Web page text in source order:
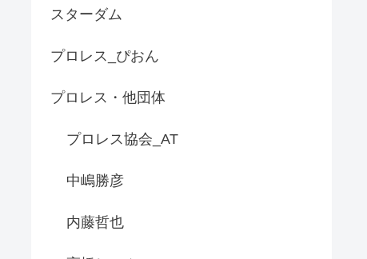
スターダム
プロレス_ぴおん
プロレス・他団体
プロレス協会_AT
中嶋勝彦
内藤哲也